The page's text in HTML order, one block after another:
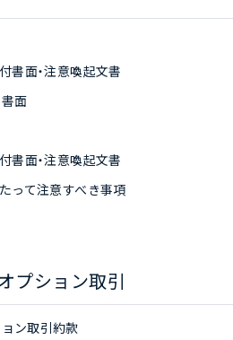
書面・注意喚起文書
面
書面・注意喚起文書
って注意すべき事項
プション取引
ン取引約款